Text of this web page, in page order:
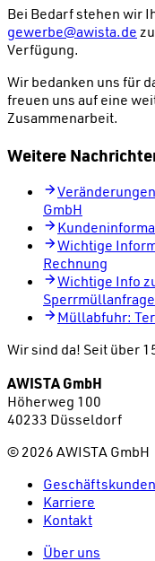
Bei Bedarf stehen wir
gewerbe@awista.de
Verfügung.
Wir bedanken uns für
freuen uns auf eine
Zusammenarbeit.
Weitere
GmbH
Wichtige
Rechnung
Wichtige Info
Müllabfuhr:
Wir sind da! Seit über
AWISTA GmbH
Höherweg 100
40233 Düsseldorf
©2026 AWISTA GmbH
Geschäftskunden
Karriere
Kontakt
Über uns